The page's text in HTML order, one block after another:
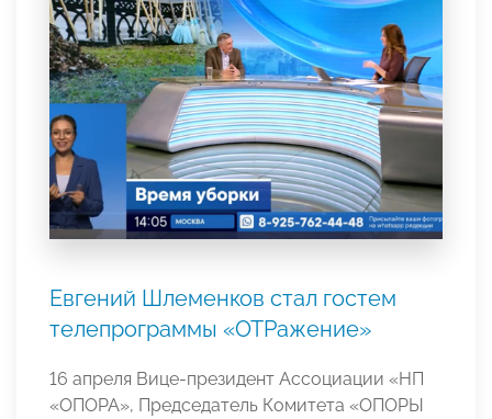
Евгений Шлеменков стал гостем
телепрограммы «ОТРажение»
16 апреля Вице-президент Ассоциации «НП
«ОПОРА», Председатель Комитета «ОПОРЫ